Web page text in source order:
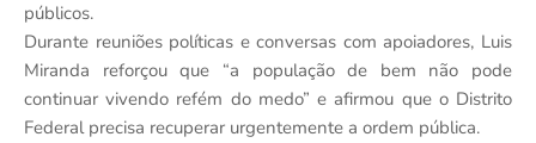
públicos.
Durante reuniões políticas e conversas com apoiadores, Luis
Miranda reforçou que “a população de bem não pode
continuar vivendo refém do medo” e afirmou que o Distrito
Federal precisa recuperar urgentemente a ordem pública.